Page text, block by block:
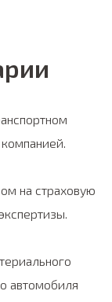
на страховую
автомобиля